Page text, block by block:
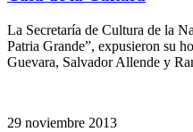
La Secretaría de Cultura de la
Patria Grande”, expusieron su
Guevara, Salvador Allende y
29 noviembre 2013